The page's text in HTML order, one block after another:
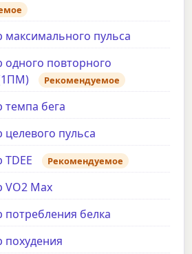
максимального пульса
одного повторного
Рекомендуемое
темпа бега
целевого пульса
TDEE
Рекомендуемое
VO2 Max
потребления белка
похудения